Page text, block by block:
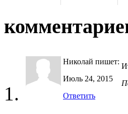
Николай пишет:
Июль 24, 2015
Ответить